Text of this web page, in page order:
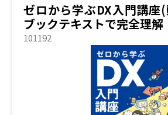
ゼロから学ぶDX入門講座
ブックテキストで完全理解
101192